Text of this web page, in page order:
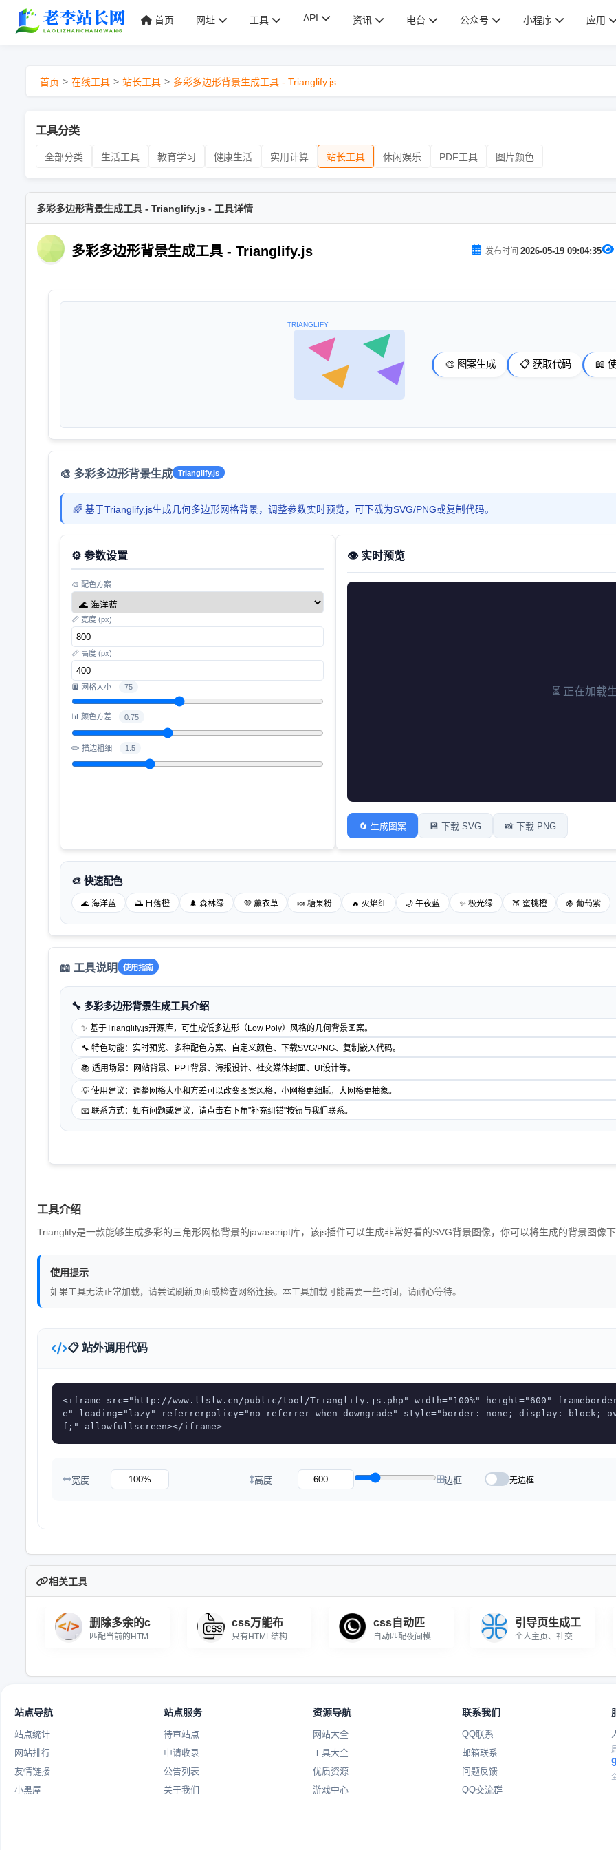
首页 网址 工具 API 资讯 电台 公众号 小程序 应用
首页 > 在线工具 > 站长工具 > 多彩多边形背景生成工具 - Trianglify.js
工具分类
全部分类 生活工具 教育学习 健康生活 实用计算 站长工具 休闲娱乐 PDF工具 图片颜色
多彩多边形背景生成工具 - Trianglify.js - 工具详情
多彩多边形背景生成工具 - Trianglify.js 发布时间 2026-05-19 09:04:35
TRIANGLIFY
🎨 图案生成 📋 获取代码 📖
🎨 多彩多边形背景生成 Trianglify.js
🌈 基于Trianglify.js生成几何多边形网格背景，调整参数实时预览，可下载为SVG/PNG或复制代码。
⚙️ 参数设置
🎨 配色方案
📏 宽度 (px)
📏 高度 (px)
🔲 网格大小 75
📊 颜色方差 0.75
✏️ 描边粗细 1.5
👁️ 实时预览
⏳ 正在加载
🔄 生成图案 💾 下载 SVG 📸 下载 PNG
🎨 快速配色
🌊 海洋蓝 🌅 日落橙 🌲 森林绿 💜 薰衣草 🍬 糖果粉 🔥 火焰红 🌙 午夜蓝 ✨ 极光绿 🍑 蜜桃橙 🍇 葡萄紫
📖 工具说明 使用指南
🔧 多彩多边形背景生成工具介绍
✨ 基于Trianglify.js开源库，可生成低多边形（Low Poly）风格的几何背景图案。
🔧 特色功能：实时预览、多种配色方案、自定义颜色、下载SVG/PNG、复制嵌入代码。
📚 适用场景：网站背景、PPT背景、海报设计、社交媒体封面、UI设计等。
💡 使用建议：调整网格大小和方差可以改变图案风格，小网格更细腻，大网格更抽象。
📧 联系方式：如有问题或建议，请点击右下角"补充纠错"按钮与我们联系。
工具介绍
Trianglify是一款能够生成多彩的三角形网格背景的javascript库，该js插件可以生成非常好看的SVG背景图像，你可以将生成的背景图像
使用提示
如果工具无法正常加载，请尝试刷新页面或检查网络连接。本工具加载可能需要一些时间，请耐心等待。
📋 站外调用代码
<iframe src="http://www.llslw.cn/public/tool/Trianglify.js.php" width="100%" height="600"
e" loading="lazy" referrerpolicy="no-referrer-when-downgrade" style="border: none; display: block;
f;" allowfullscreen></iframe>
宽度 高度 边框 无边框
相关工具
删除多余的c css万能布
只有HTML结构，没有CSS，一键自动生...
css自动匹 引导页生成工
站点导航
站点统计
网站排行
友情链接
小黑屋
站点服务
待审站点
申请收录
公告列表
关于我们
资源导航
网站大全
工具大全
优质资源
游戏中心
联系我们
QQ联系
邮箱联系
问题反馈
QQ交流群